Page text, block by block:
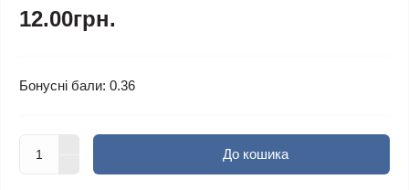
12.00грн.
Бонусні бали: 0.36
До кошика